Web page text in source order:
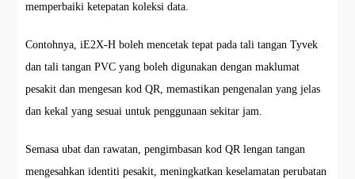
memperbaiki ketepatan koleksi data.
Contohnya, iE2X-H boleh mencetak tepat pada tali tangan Tyvek
dan tali tangan PVC yang boleh digunakan dengan maklumat
pesakit dan mengesan kod QR, memastikan pengenalan yang jelas
dan kekal yang sesuai untuk penggunaan sekitar jam.
Semasa ubat dan rawatan, pengimbasan kod QR lengan tangan
mengesahkan identiti pesakit, meningkatkan keselamatan perubatan